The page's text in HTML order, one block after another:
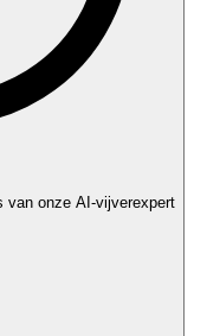
van onze AI-vijverexpert